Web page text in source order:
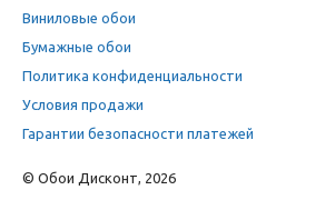
Виниловые обои
Бумажные обои
Политика конфиденциальности
Условия продажи
Гарантии безопасности платежей
© Обои Дисконт, 2026